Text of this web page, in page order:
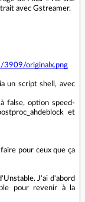
avec Gstreamer.
3909/originalx.png
un script shell, avec
false, option speed-
et
pour ceux que ça
J'ai d'abord
pour revenir à la